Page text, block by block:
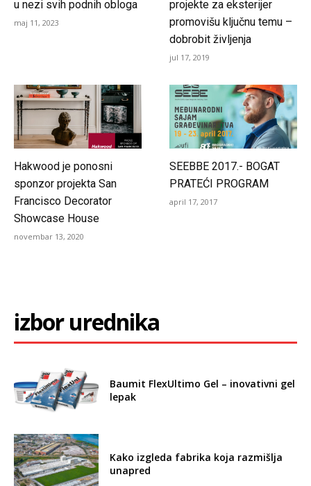
u nezi svih podnih obloga
maj 11, 2023
projekte za eksterijer
promovišu ključnu temu –
dobrobit življenja
jul 17, 2019
Hakwood je ponosni
sponzor projekta San
Francisco Decorator
Showcase House
novembar 13, 2020
SEEBBE 2017.- BOGAT
PRATEĆI PROGRAM
april 17, 2017
izbor urednika
Baumit FlexUltimo Gel – inovativni gel
lepak
Kako izgleda fabrika koja razmišlja
unapred